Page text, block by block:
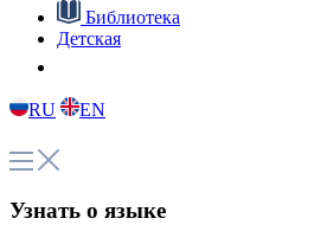
Библиотека
Детская
RU EN
Узнать о языке